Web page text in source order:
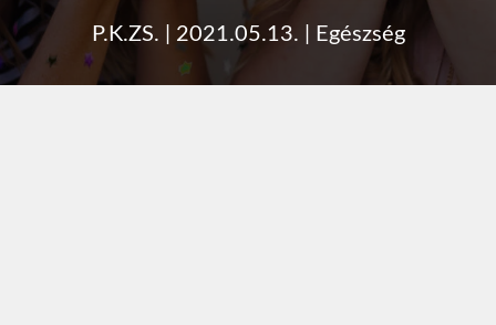
P.K.ZS. 2021.05.13. Egészség